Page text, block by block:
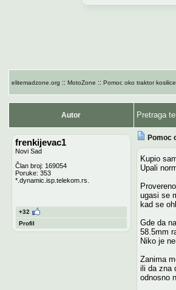
elitemadzone.org :: MotoZone :: Pomoc oko traktor
Autor Pretraga
frenkijevac1
Novi Sad
Član broj: 169054
Poruke: 353
*.dynamic.isp.telekom.rs.
+32
Profil
Pomoc
Kupio
Upali
ugasi se
kad se
Gde da
58.5mm
Niko je
Zanima
ili da zna
odnosno